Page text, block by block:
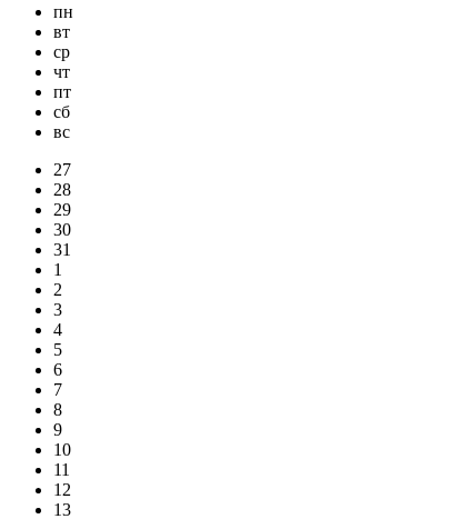
пн
вт
ср
чт
пт
сб
вс
27
28
29
30
31
1
2
3
4
5
6
7
8
9
10
11
12
13